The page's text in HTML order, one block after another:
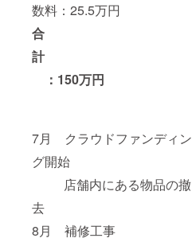
数料：25.5万円
合
計
：150万円
7月 クラウドファンディン
グ開始
店舗内にある物品の撤
去
8月 補修工事